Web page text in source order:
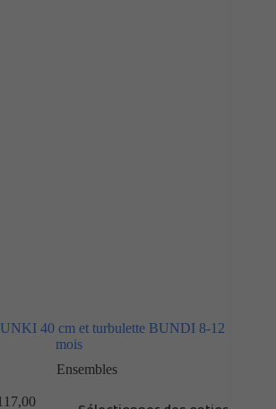
40 cm et turbulette BUNDI 8-12
mois
Ensembles